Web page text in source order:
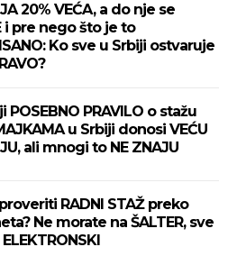
20% VEĆA, a do nje se
i pre nego što je to
Ko sve u Srbiji ostvaruje
POSEBNO PRAVILO o stažu
u Srbiji donosi VEĆU
ali mnogi to NE ZNAJU
RADNI STAŽ preko
Ne morate na ŠALTER, sve